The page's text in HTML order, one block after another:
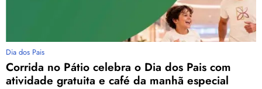
Dia dos Pais
Corrida no Pátio celebra o Dia dos Pais com
atividade gratuita e café da manhã especial